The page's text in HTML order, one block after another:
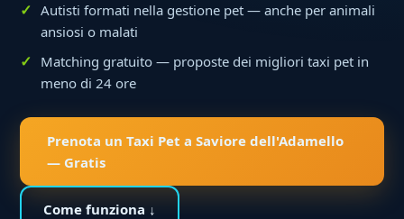
Autisti formati nella gestione pet — anche per animali
ansiosi o malati
Matching gratuito — proposte dei migliori taxi pet in
meno di 24 ore
Prenota un Taxi Pet a Saviore dell'Adamello
— Gratis
Come funziona ↓